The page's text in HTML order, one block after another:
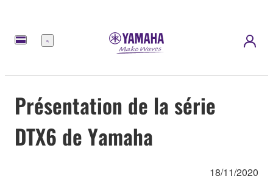
Menu
Présentation de la série
DTX6 de Yamaha
18/11/2020